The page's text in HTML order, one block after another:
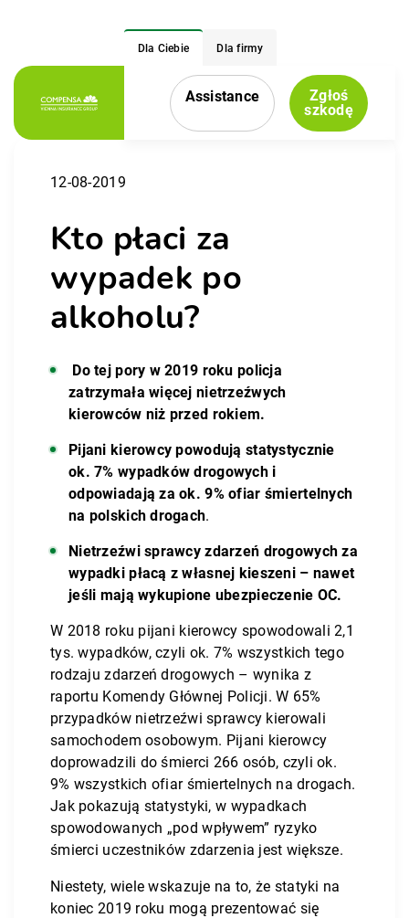
Dla Ciebie Dla firmy
Menu nawigacyjne
Assistance
Zgłoś
szkodę
12-08-2019
Kto płaci za
wypadek po
alkoholu?
Do tej pory w 2019 roku policja
zatrzymała więcej nietrzeźwych
kierowców niż przed rokiem.
Pijani kierowcy powodują statystycznie
ok. 7% wypadków drogowych i
odpowiadają za ok. 9% ofiar śmiertelnych
na polskich drogach.
Nietrzeźwi sprawcy zdarzeń drogowych za
wypadki płacą z własnej kieszeni – nawet
jeśli mają wykupione ubezpieczenie OC.
W 2018 roku pijani kierowcy spowodowali 2,1
tys. wypadków, czyli ok. 7% wszystkich tego
rodzaju zdarzeń drogowych – wynika z
raportu Komendy Głównej Policji. W 65%
przypadków nietrzeźwi sprawcy kierowali
samochodem osobowym. Pijani kierowcy
doprowadzili do śmierci 266 osób, czyli ok.
9% wszystkich ofiar śmiertelnych na drogach.
Jak pokazują statystyki, w wypadkach
spowodowanych „pod wpływem” ryzyko
śmierci uczestników zdarzenia jest większe.
Niestety, wiele wskazuje na to, że statyki na
koniec 2019 roku mogą prezentować się